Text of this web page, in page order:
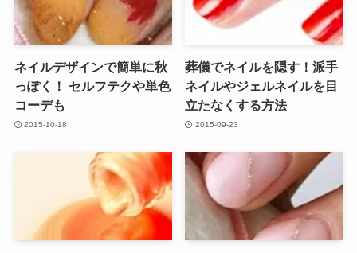
ネイルデザインで簡単に秋
っぽく！ セルフテクや単色
コーデも
2015-10-18
葬儀でネイルを隠す！派手
ネイルやジェルネイルを目
立たなくする方法
2015-09-23